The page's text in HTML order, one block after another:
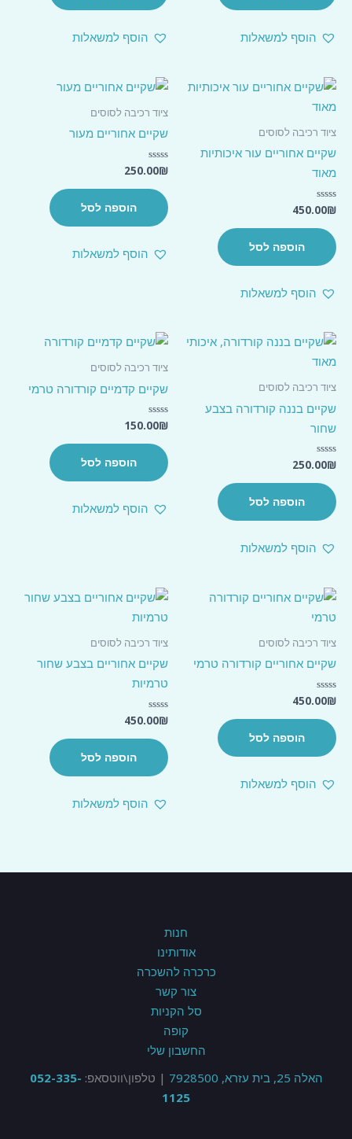
הוסף למשאלות הוסף למשאלות
ציוד רכיבה לסוסים
שקיים אחוריים עור איכותיות
מאוד
דורג
מתוך
5
450.00₪
הוספה לסל
הוסף למשאלות
ציוד רכיבה לסוסים
שקיים אחוריים מעור
דורג
מתוך
5
250.00₪
הוספה לסל
הוסף למשאלות
ציוד רכיבה לסוסים
שקיים בננה קורדורה בצבע
שחור
דורג
מתוך
5
250.00₪
הוספה לסל
הוסף למשאלות
ציוד רכיבה לסוסים
שקיים קדמיים קורדורה טרמי
דורג
מתוך
5
150.00₪
הוספה לסל
הוסף למשאלות
ציוד רכיבה לסוסים
שקיים אחוריים קורדורה טרמי
דורג
0
מתוך
5
450.00₪
הוספה לסל
הוסף למשאלות
ציוד רכיבה לסוסים
שקיים אחוריים בצבע שחור
טרמיות
דורג
0
מתוך
5
450.00₪
הוספה לסל
הוסף למשאלות
חנות
אודותינו
כרכרה להשכרה
צור קשר
סל הקניות
קופה
החשבון שלי
האלה 25, בית עזרא, 7928500
| טלפון\ווטסאפ: 052-335-
1125